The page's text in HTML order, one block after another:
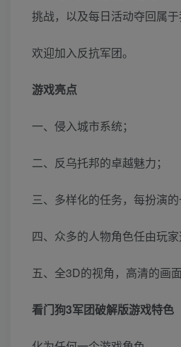
挑战，以及每日活动夺回属于
欢迎加入反抗军团。
游戏亮点
一、侵入城市系统；
二、反乌托邦的卓越魅力；
三、多样化的任务，每扮演
四、众多的人物角色任由玩
五、全3D的视角，高清的画
看门狗3军团破解版游戏特色